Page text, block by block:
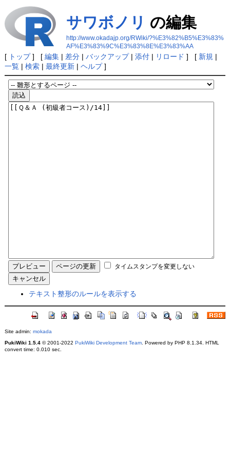
サワボノリ の編集
http://www.okadajp.org/RWiki/?%E3%82%B5%E3%83%
AF%E3%83%9C%E3%83%8E%E3%83%AA
[ トップ] [ 編集| 差分| バックアップ| 添付| リロード ] [ 新規 |
一覧| 検索| 最終更新| ヘルプ]
タイムスタンプを変更しない
テキスト整形のルールを表示する
Site admin: mokada
PukiWiki 1.5.4© 2001-2022 PukiWiki Development Team. Powered by PHP 8.1.34. HTML
convert time: 0.010 sec.